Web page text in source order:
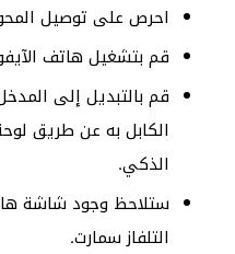
احرص على توصيل
قم بتشغيل هاتف
قم بالتبديل إلى
الكابل به عن طريق
الذكي.
ستلاحظ وجود شاشة
التلفاز سمارت.